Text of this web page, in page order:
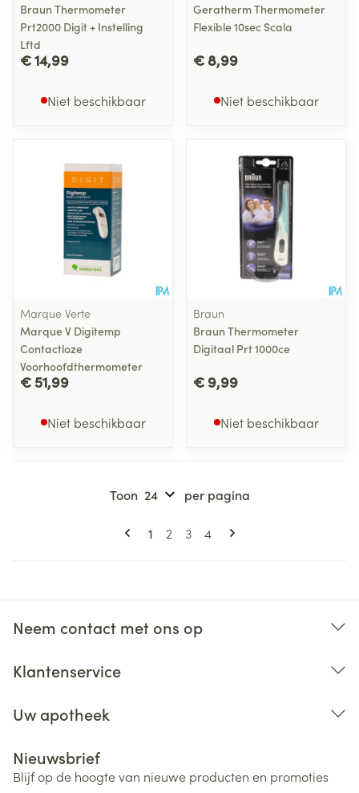
Braun Thermometer
Prt2000 Digit + Instelling
Lftd
€ 14,99
Niet beschikbaar
Geratherm Thermometer
Flexible 10sec Scala
€ 8,99
Niet beschikbaar
Marque Verte
Marque V Digitemp
Contactloze
Voorhoofdthermometer
€ 51,99
Niet beschikbaar
Braun
Braun Thermometer
Digitaal Prt 1000ce
€ 9,99
Niet beschikbaar
Pagina's
U lees momenteel pagina
1 Pagina
2 Pagina
3 Pagina
4
Toon per pagina
Neem contact met ons op
Klantenservice
Uw apotheek
Nieuwsbrief
Blijf op de hoogte van nieuwe producten en promoties